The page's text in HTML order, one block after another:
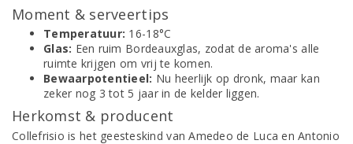
Moment & serveertips
Temperatuur: 16-18°C
Glas: Een ruim Bordeauxglas, zodat de aroma's alle
ruimte krijgen om vrij te komen.
Bewaarpotentieel: Nu heerlijk op dronk, maar kan
zeker nog 3 tot 5 jaar in de kelder liggen.
Herkomst & producent
Collefrisio is het geesteskind van Amedeo de Luca en Antonio